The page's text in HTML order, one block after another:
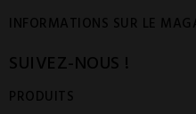
INFORMATIONS SUR LE
SUIVEZ-NOUS !
PRODUITS